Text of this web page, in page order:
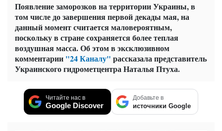
Появление заморозков на территории Украины, в
том числе до завершения первой декады мая, на
данный момент считается маловероятным,
поскольку в стране сохраняется более теплая
воздушная масса. Об этом в эксклюзивном
комментарии "24 Каналу" рассказала представитель
Украинского гидрометцентра Наталья Птуха.
Читайте нас в
Google Discover
Добавьте в
источники Google